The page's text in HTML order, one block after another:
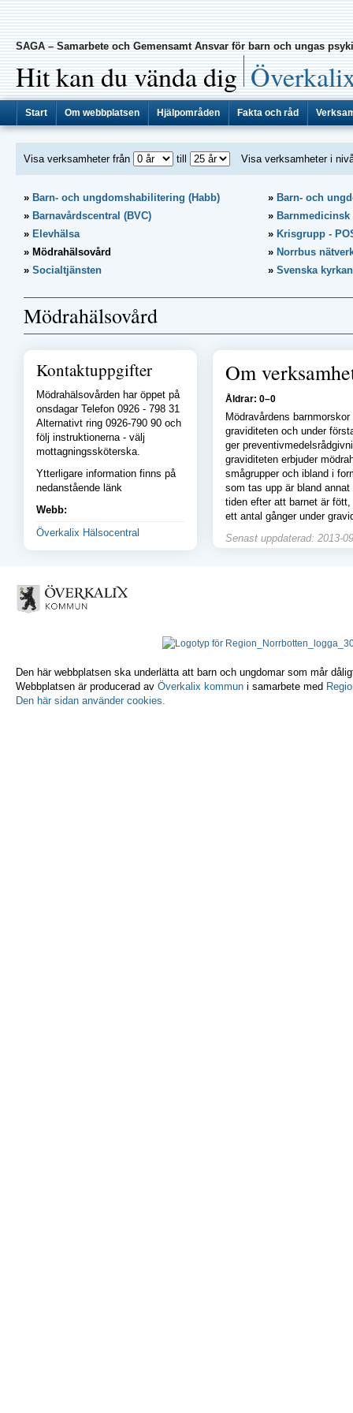
SAGA – Samarbete och Gemensamt Ansvar för barn och ungas
Hit kan du vända dig|
Start Om webbplatsen Hjälpområden Fakta och råd
Visa verksamheter från till Visa verksamheter i
Barn- och ungdomshabilitering (Habb)
Barn- och
Barnavårdscentral (BVC)
Elevhälsa
Krisgrupp -
Mödrahälsovård
Norrbus
Socialtjänsten
Svenska kyrkan
Mödrahälsovård
Kontaktuppgifter
Mödrahälsovården har öppet på
onsdagar Telefon 0926 - 798 31
Alternativt ring 0926-790 90 och
följ instruktionerna - välj
mottagningssköterska.
Ytterligare information finns på
nedanstående länk
Webb:
Överkalix Hälsocentral
Om
Åldrar: 0–0
Mödravårdens
graviditeten och under
ger
graviditeten erbjuder
smågrupper och ibland i
som tas upp är bland
tiden efter att barnet är
ett antal gånger under
Senast uppdaterad: 2013-
Den här webbplatsen ska underlätta att barn och ungdomar som mår
Webbplatsen är producerad av Överkalix kommun i samarbete med
Den här sidan använder cookies.